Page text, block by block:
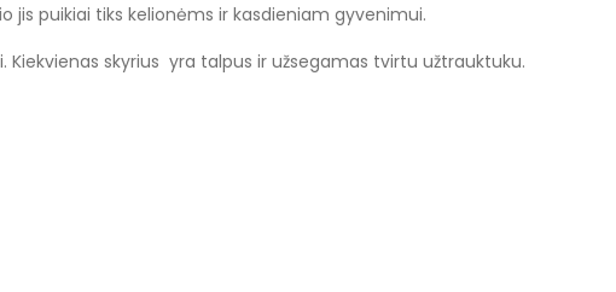
jis puikiai tiks kelionėms ir kasdieniam gyvenimui.
Kiekvienas skyrius yra talpus ir užsegamas tvirtu užtrauktuku.